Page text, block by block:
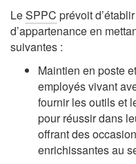
LeSPPC prévoit
d’appartenance en
suivantes :
Maintien en poste
employés vivant
fournir les outils et
pour réussir dans
offrant des
enrichissantes au